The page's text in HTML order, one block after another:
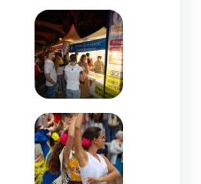
Zoom de l'image
Zoom de l'image